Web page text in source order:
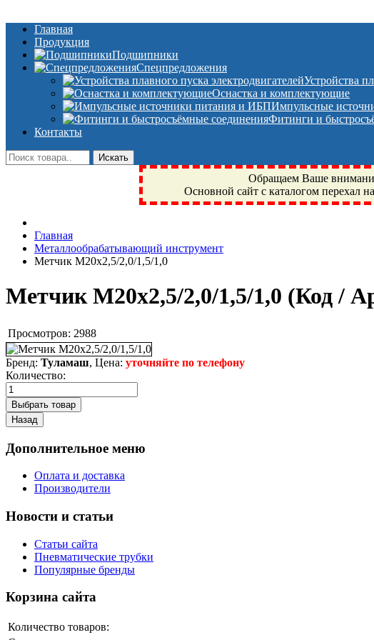
Главная
Продукция
Подшипники
Спецпредложения
Устройства
Оснастка и комплектующие
Импульсные
Фитинги и
Контакты
Обращаем Ваше
Основной сайт с каталогом перехал на
Фрязино, Антал+, плюс, Свердловский, Загорянский, Юбилейный,
техника, сварочные аппараты, NIS, NSK, JED, KPT, NXZ, ГПЗ,
NTN, SKF, купить, заказать
Главная
Металлообрабатывающий инструмент
Метчик M20x2,5/2,0/1,5/1,0
Метчик M20x2,5/2,0/1,5/1,0 (Код /
Просмотров: 2988
Бренд: Туламаш, Цена: уточняйте по телефону
Количество:
Дополнительное меню
Оплата и доставка
Производители
Новости и статьи
Статьи сайта
Пневматические трубки
Популярные бренды
Корзина сайта
Количество товаров: